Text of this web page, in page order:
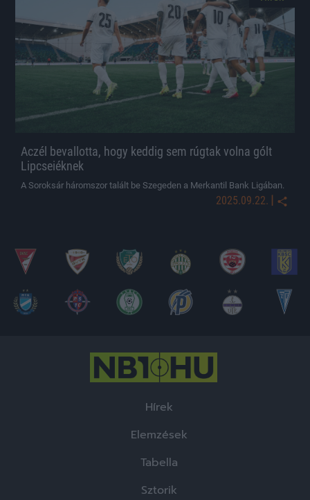
Aczél bevallotta, hogy keddig sem rúgtak volna gólt
Lipcseiéknek
A Soroksár háromszor talált be Szegeden a Merkantil Bank Ligában.
2025.09.22. |
Hírek
Elemzések
Tabella
Sztorik